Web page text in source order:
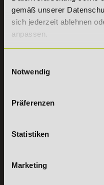
gemäß unserer
sich jederzeit ablehnen
anpassen.
Notwendig
Präferenzen
Statistiken
Marketing
DeLSt GmbH - Deutsches
Willy-Brandt-Platz 2
71522Backnang
Aus dem Ausland:+49 (0)
Erreichbarkeit:
Samstag: 9:00 - 15:00 Uhr
Vertrag
widerrufen
INFORMATIONEN